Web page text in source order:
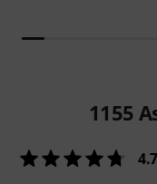
1155
4.7